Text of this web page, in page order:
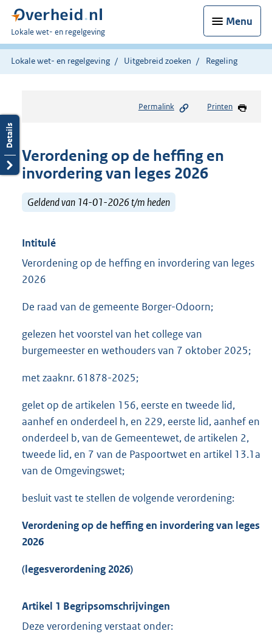
Menu
U
bent
hier:
Lokale wet- en regelgeving
Lokale wet- en regelgeving Uitgebreid zoeken Regeling
Permalink Printen
Verordening op de heffing en
invordering van leges 2026
Geldend van 14-01-2026 t/m heden
Intitulé
Verordening op de heffing en invordering van leges
2026
De raad van de gemeente Borger-Odoorn;
gelezen het voorstel van het college van
burgemeester en wethouders van 7 oktober 2025;
met zaaknr. 61878-2025;
gelet op de artikelen 156, eerste en tweede lid,
aanhef en onderdeel h, en 229, eerste lid, aanhef en
onderdeel b, van de Gemeentewet, de artikelen 2,
tweede lid, en 7 van de Paspoortwet en artikel 13.1a
van de Omgevingswet;
besluit vast te stellen de volgende verordening:
Verordening op de heffing en invordering van leges
2026
(legesverordening 2026)
Artikel 1 Begripsomschrijvingen
Deze verordening verstaat onder: